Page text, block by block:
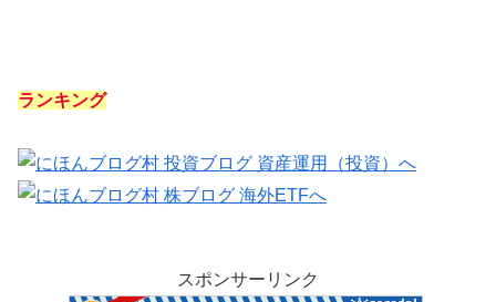
ランキング
スポンサーリンク